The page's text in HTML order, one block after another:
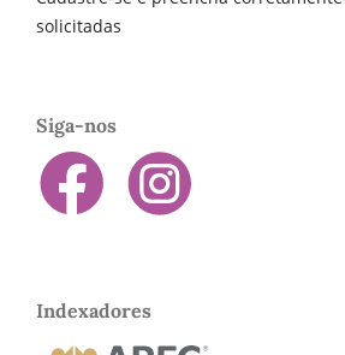
solicitadas
Siga-nos
Indexadores